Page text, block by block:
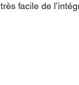
très facile de